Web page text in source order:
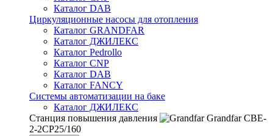
Каталог DAB
Циркуляционные насосы для отопления
Каталог GRANDFAR
Каталог ДЖИЛЕКС
Каталог Pedrollo
Каталог CNP
Каталог DAB
Каталог FANCY
Системы автоматизации на баке
Каталог ДЖИЛЕКС
Станция повышения давления
Grandfar CBE-
2-2CP25/160